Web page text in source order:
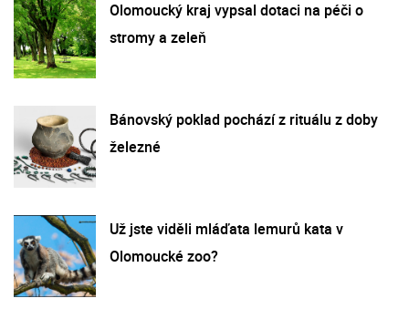
Olomoucký kraj vypsal dotaci na péči o
stromy a zeleň
Bánovský poklad pochází z rituálu z doby
železné
Už jste viděli mláďata lemurů kata v
Olomoucké zoo?